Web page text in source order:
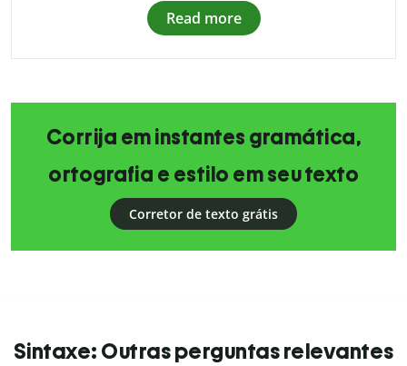
Read more
Corrija em instantes gramática,
ortografia e estilo em seu texto
Corretor de texto grátis
Sintaxe: Outras perguntas relevantes